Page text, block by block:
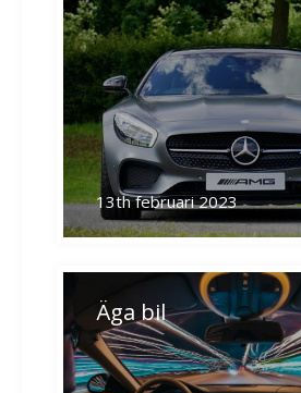
13th februari 2023
Äga bil